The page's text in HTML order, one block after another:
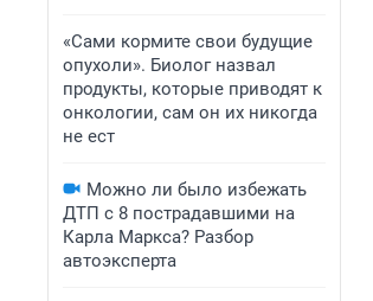
«Сами кормите свои будущие
опухоли». Биолог назвал
продукты, которые приводят к
онкологии, сам он их никогда
не ест
Можно ли было избежать
ДТП с 8 пострадавшими на
Карла Маркса? Разбор
автоэксперта